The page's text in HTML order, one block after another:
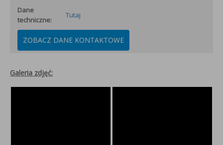
Dane
techniczne:
Tutaj
ZOBACZ DANE KONTAKTOWE
Galeria zdjęć: